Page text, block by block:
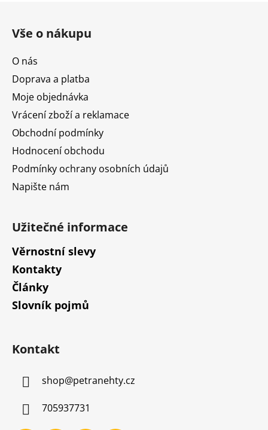
ý
p
Vše o nákupu
O nás
Doprava a platba
Moje objednávka
Vrácení zboží a reklamace
Obchodní podmínky
Hodnocení obchodu
Podmínky ochrany osobních údajů
Napište nám
Užitečné informace
Věrnostní slevy
Kontakty
Články
Slovník pojmů
Kontakt
shop@petranehty.cz
705937731